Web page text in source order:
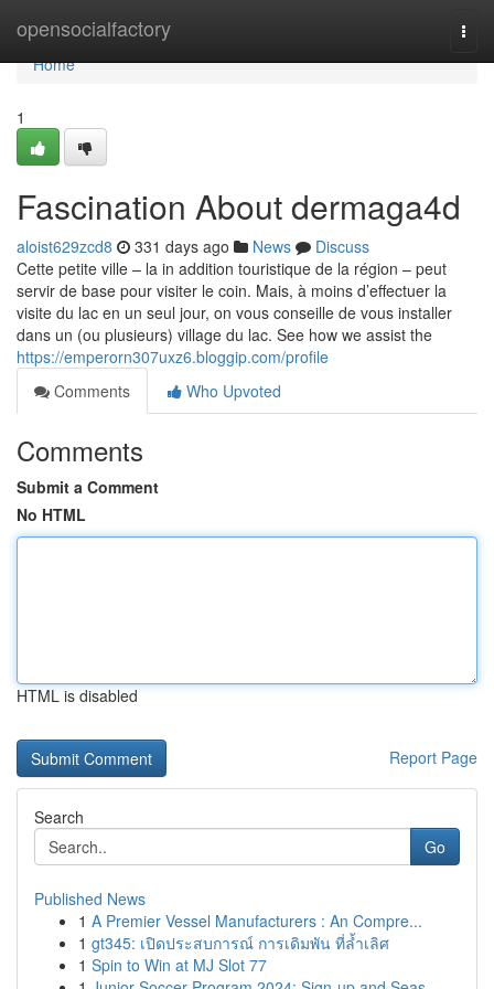
opensocialfactory
Home
Home
1
Fascination About dermaga4d
aloist629zcd8 331 days ago News
Discuss
Cette petite ville – la in addition touristique de la région – peut
servir de base pour visiter le coin. Mais, à moins d’effectuer la
visite du lac en un seul jour, on vous conseille de vous installer
dans un (ou plusieurs) village du lac. See how we assist the
https://emperorn307uxz6.bloggip.com/profile
Comments
Who Upvoted
Comments
Submit a Comment
No HTML
HTML is disabled
Report Page
Search
Go
Published News
1 A Premier Vessel Manufacturers : An Compre...
1 gt345: เปิดประสบการณ์ การเดิมพัน ที่ล้ำเลิศ
1 Spin to Win at MJ Slot 77